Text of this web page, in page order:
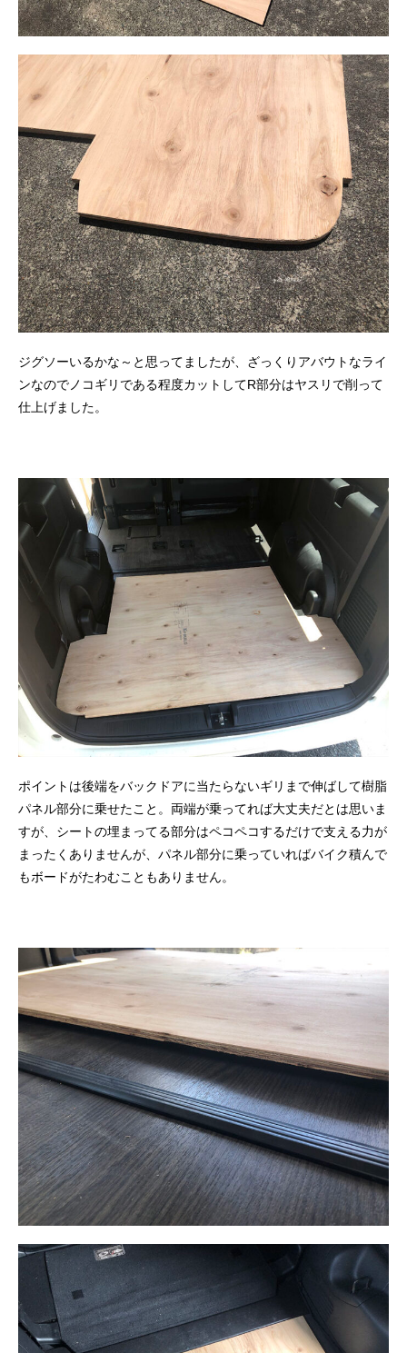
ジグソーいるかな～と思ってましたが、ざっくりアバウトなライ
ンなのでノコギリである程度カットしてR部分はヤスリで削って
仕上げました。
ポイントは後端をバックドアに当たらないギリまで伸ばして樹脂
パネル部分に乗せたこと。両端が乗ってれば大丈夫だとは思いま
すが、シートの埋まってる部分はペコペコするだけで支える力が
まったくありませんが、パネル部分に乗っていればバイク積んで
もボードがたわむこともありません。